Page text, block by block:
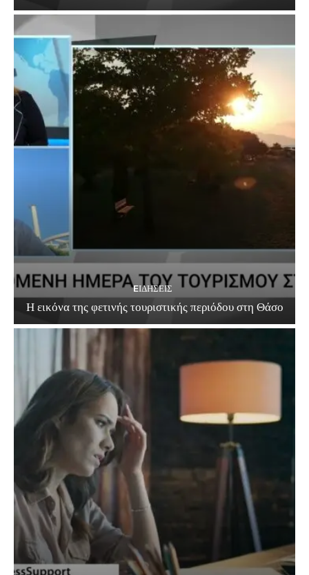
EΙΔΗΣΕΙΣ
Η εικόνα της φετινής τουριστικής περιόδου στη Θάσο